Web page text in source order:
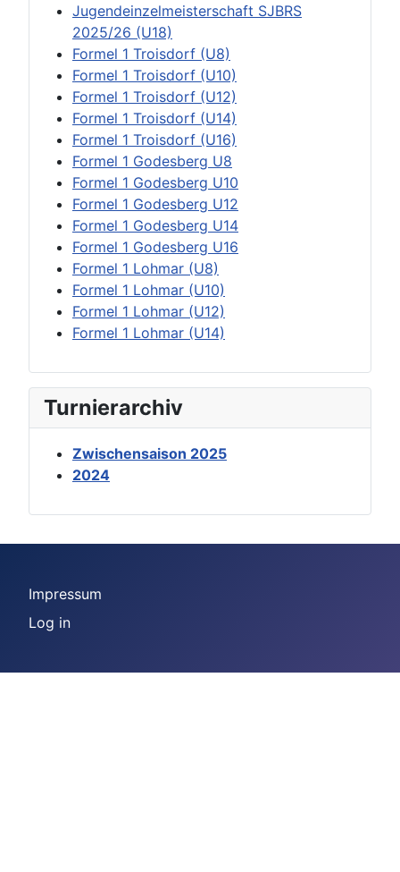
Jugendeinzelmeisterschaft SJBRS
2025/26 (U18)
Formel 1 Troisdorf (U8)
Formel 1 Troisdorf (U10)
Formel 1 Troisdorf (U12)
Formel 1 Troisdorf (U14)
Formel 1 Troisdorf (U16)
Formel 1 Godesberg U8
Formel 1 Godesberg U10
Formel 1 Godesberg U12
Formel 1 Godesberg U14
Formel 1 Godesberg U16
Formel 1 Lohmar (U8)
Formel 1 Lohmar (U10)
Formel 1 Lohmar (U12)
Formel 1 Lohmar (U14)
Turnierarchiv
Zwischensaison 2025
2024
Impressum
Log in